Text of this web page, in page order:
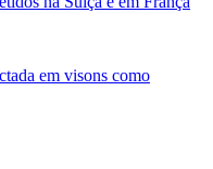
em visons como